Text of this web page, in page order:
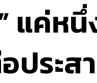
แค่หนึ่
ระส